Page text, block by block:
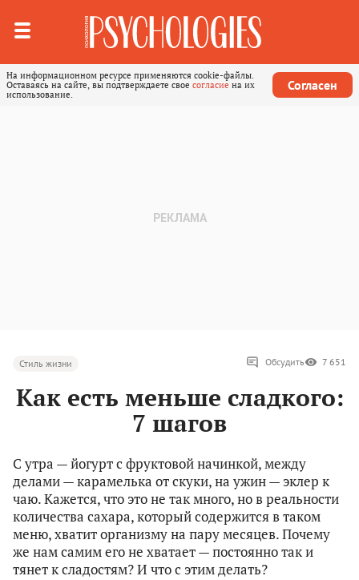
На информационном ресурсе применяются cookie-файлы.
Оставаясь на сайте, вы подтверждаете свое согласие на их
использование.
Согласен
Стиль жизни Обсудить 7 651
Как есть меньше сладкого:
7 шагов
С утра — йогурт с фруктовой начинкой, между
делами — карамелька от скуки, на ужин — эклер к
чаю. Кажется, что это не так много, но в реальности
количества сахара, который содержится в таком
меню, хватит организму на пару месяцев. Почему
же нам самим его не хватает — постоянно так и
тянет к сладостям? И что с этим делать?